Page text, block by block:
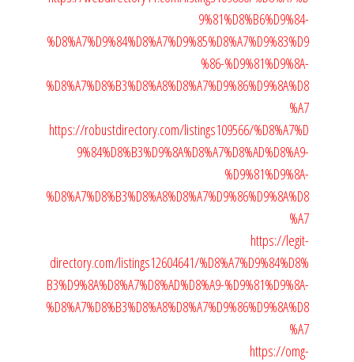
9%81%D8%B6%D9%84-
%D8%A7%D9%84%D8%A7%D9%85%D8%A7%D9%83%D9
%86-%D9%81%D9%8A-
%D8%A7%D8%B3%D8%A8%D8%A7%D9%86%D9%8A%D8
%A7
https://robustdirectory.com/listings109566/%D8%A7%D
9%84%D8%B3%D9%8A%D8%A7%D8%AD%D8%A9-
%D9%81%D9%8A-
%D8%A7%D8%B3%D8%A8%D8%A7%D9%86%D9%8A%D8
%A7
https://legit-
directory.com/listings12604641/%D8%A7%D9%84%D8%
B3%D9%8A%D8%A7%D8%AD%D8%A9-%D9%81%D9%8A-
%D8%A7%D8%B3%D8%A8%D8%A7%D9%86%D9%8A%D8
%A7
https://omg-